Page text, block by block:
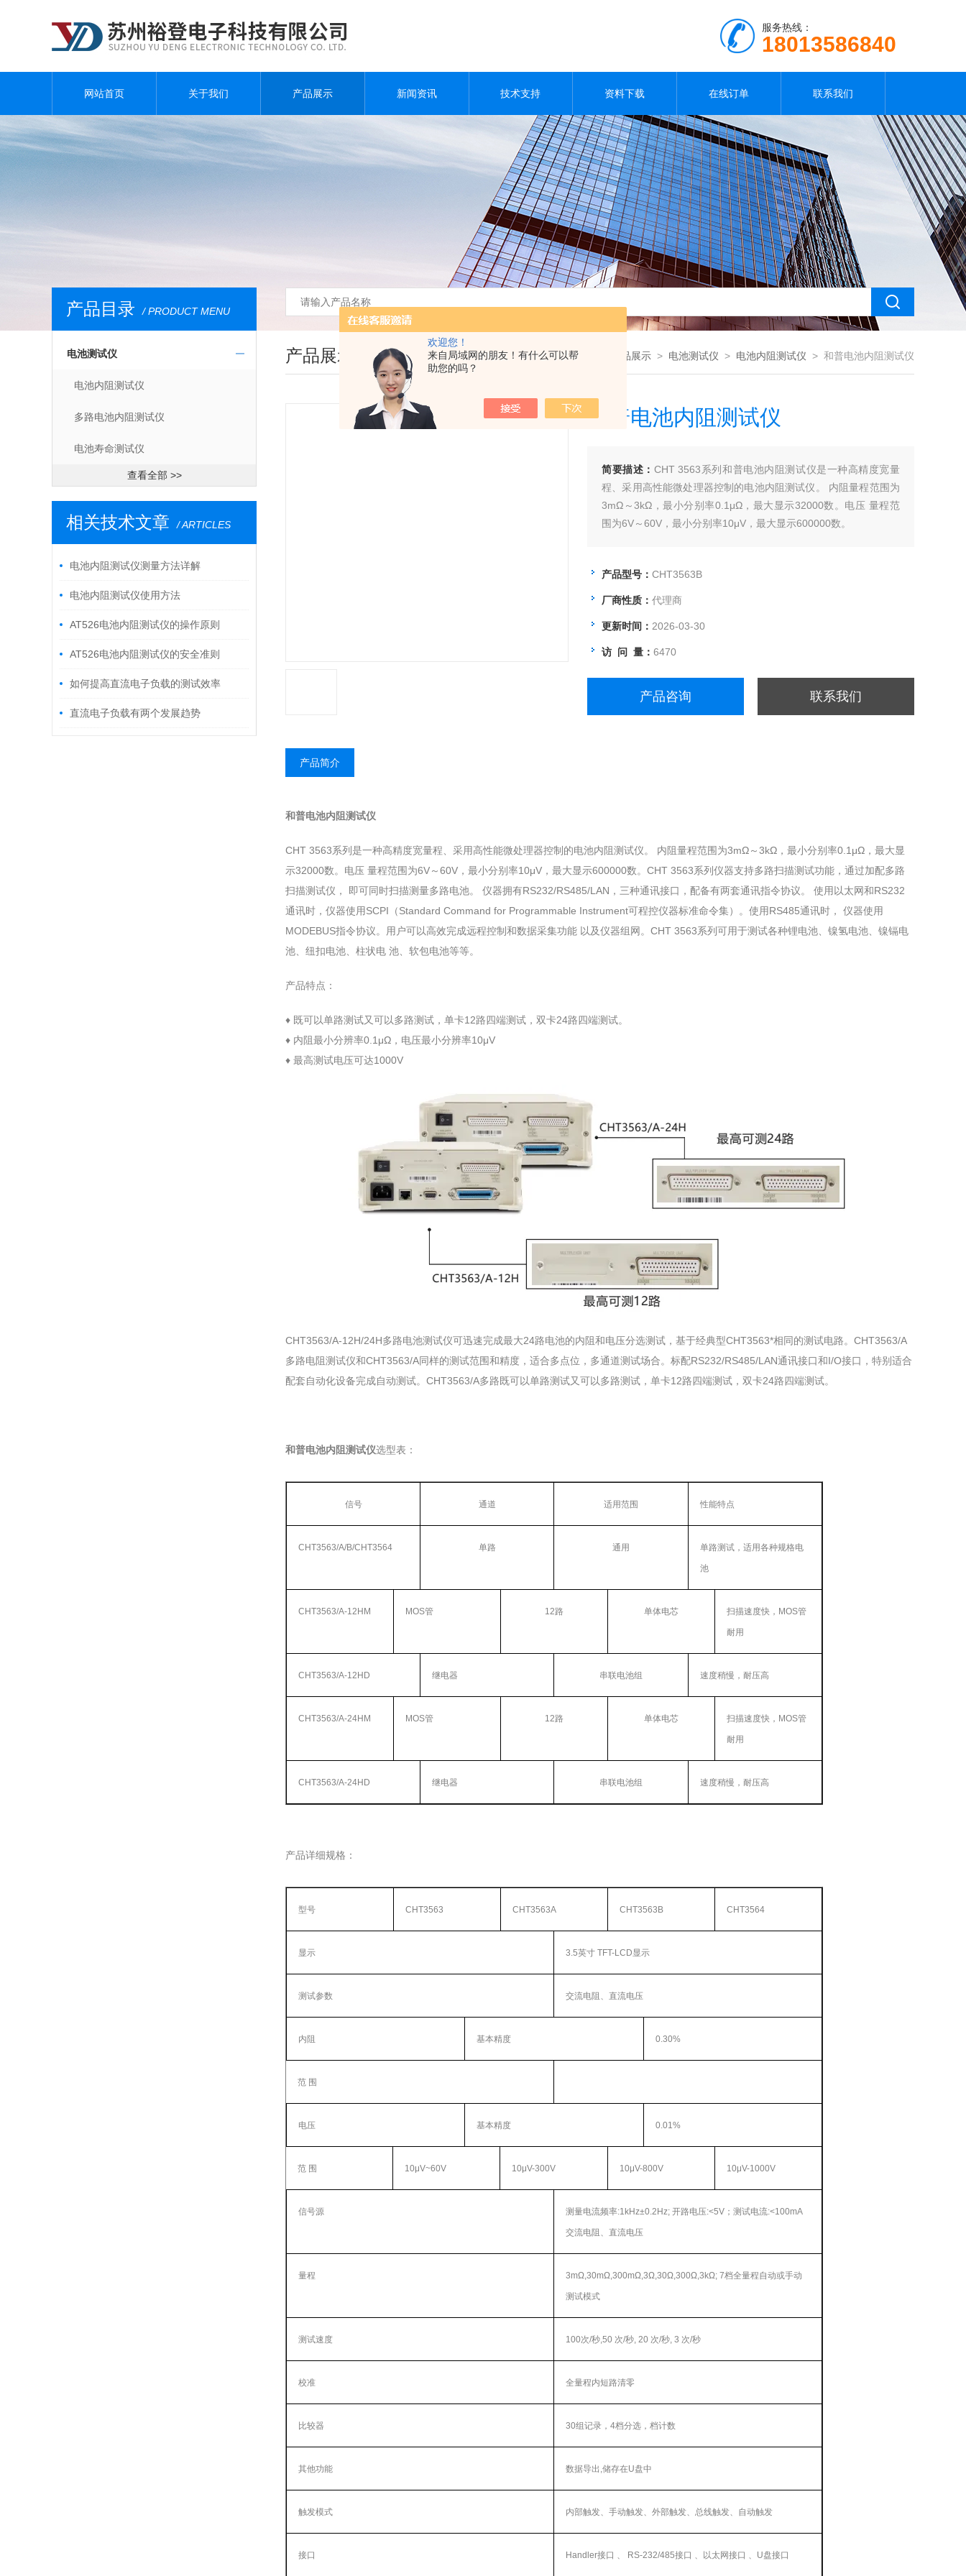
欢迎您！
来自局域网的朋友！有什么可以帮
助您的吗？
服务热线：
18013586840
网站首页 关于我们 产品展示 新闻资讯 技术支持 资料下载 在线订单 联系我们
产品目录 / PRODUCT MENU
电池测试仪
电池内阻测试仪
多路电池内阻测试仪
电池寿命测试仪
查看全部 >>
相关技术文章 / ARTICLES
电池内阻测试仪测量方法详解
电池内阻测试仪使用方法
AT526电池内阻测试仪的操作原则
AT526电池内阻测试仪的安全准则
如何提高直流电子负载的测试效率
直流电子负载有两个发展趋势
产品展示 您现在的位置：首页 产品展示 > 电池测试仪 > 电池内阻测试仪 > 和普电池内阻测试仪
和普电池内阻测试仪
简要描述： CHT 3563系列和普电池内阻测试仪是一种高精度宽量
程、采用高性能微处理器控制的电池内阻测试仪。 内阻量程范围为
3mΩ～3kΩ，最小分别率0.1μΩ，最大显示32000数。电压 量程范
围为6V～60V，最小分别率10μV，最大显示600000数。
产品型号： CHT3563B
厂商性质： 代理商
更新时间： 2026-03-30
访 问 量： 6470
产品咨询 联系我们
产品简介
和普电池内阻测试仪
CHT 3563系列是一种高精度宽量程、采用高性能微处理器控制的电池内阻测试仪。 内阻量程范围为3mΩ～3kΩ，最小分别率0.1μΩ，最大显
示32000数。电压 量程范围为6V～60V，最小分别率10μV，最大显示600000数。CHT 3563系列仪器支持多路扫描测试功能，通过加配多路
扫描测试仪， 即可同时扫描测量多路电池。 仪器拥有RS232/RS485/LAN，三种通讯接口，配备有两套通讯指令协议。 使用以太网和RS232
通讯时，仪器使用SCPI（Standard Command for Programmable Instrument可程控仪器标准命令集）。使用RS485通讯时， 仪器使用
MODEBUS指令协议。用户可以高效完成远程控制和数据采集功能 以及仪器组网。CHT 3563系列可用于测试各种锂电池、镍氢电池、镍镉电
池、纽扣电池、柱状电 池、软包电池等等。
产品特点：
♦ 既可以单路测试又可以多路测试，单卡12路四端测试，双卡24路四端测试。
♦ 内阻最小分辨率0.1μΩ，电压最小分辨率10μV
♦ 最高测试电压可达1000V
CHT3563/A-12H/24H多路电池测试仪可迅速完成最大24路电池的内阻和电压分选测试，基于经典型CHT3563*相同的测试电路。CHT3563/A
多路电阻测试仪和CHT3563/A同样的测试范围和精度，适合多点位，多通道测试场合。标配RS232/RS485/LAN通讯接口和I/O接口，特别适合
配套自动化设备完成自动测试。CHT3563/A多路既可以单路测试又可以多路测试，单卡12路四端测试，双卡24路四端测试。
和普电池内阻测试仪选型表：
信号 通道 适用范围 性能特点
CHT3563/A/B/CHT3564 单路 通用 单路测试，适用各种规格电
池
CHT3563/A-12HM MOS管 12路 单体电芯 扫描速度快， MOS管
耐用
CHT3563/A-12HD 继电器 串联电池组 速度稍慢，耐压高
CHT3563/A-24HM MOS管 12路 单体电芯 扫描速度快， MOS管
耐用
CHT3563/A-24HD 继电器 串联电池组 速度稍慢，耐压高
产品详细规格：
型号 CHT3563 CHT3563A CHT3563B CHT3564
显示 3.5英寸 TFT-LCD显示
测试参数 交流电阻、直流电压
内阻 基本精度 0.30%
范 围
电压 基本精度 0.01%
范 围 10μV~60V 10μV-300V 10μV-800V 10μV-1000V
信号源 测量电流频率:1kHz±0.2Hz;开路电压:<5V ；测试电流:<100mA
交流电阻、直流电压
量程 3mΩ,30mΩ,300mΩ,3Ω,30Ω,300Ω,3kΩ; 7档全量程自动或手动
测试模式
测试速度 100次/秒,50 次/秒, 20 次/秒, 3 次/秒
校准 全量程内短路清零
比较器 30组记录，4档分选，档计数
其他功能 数据导出 ,储存在U盘中
触发模式 内部触发、手动触发、外部触发、总线触发、自动触发
接口 Handler接口 、 RS-232/485接口 、以太网接口 、 U盘接口